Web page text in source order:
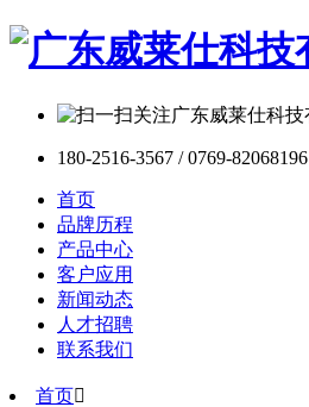
180-2516-3567 / 0769-82068196
首页
品牌历程
产品中心
客户应用
新闻动态
人才招聘
联系我们
首页